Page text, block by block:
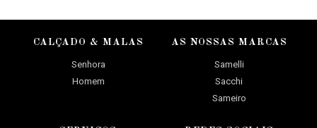
CALÇADO & MALAS
Senhora
Homem
AS NOSSAS MARCAS
Samelli
Sacchi
Sameiro